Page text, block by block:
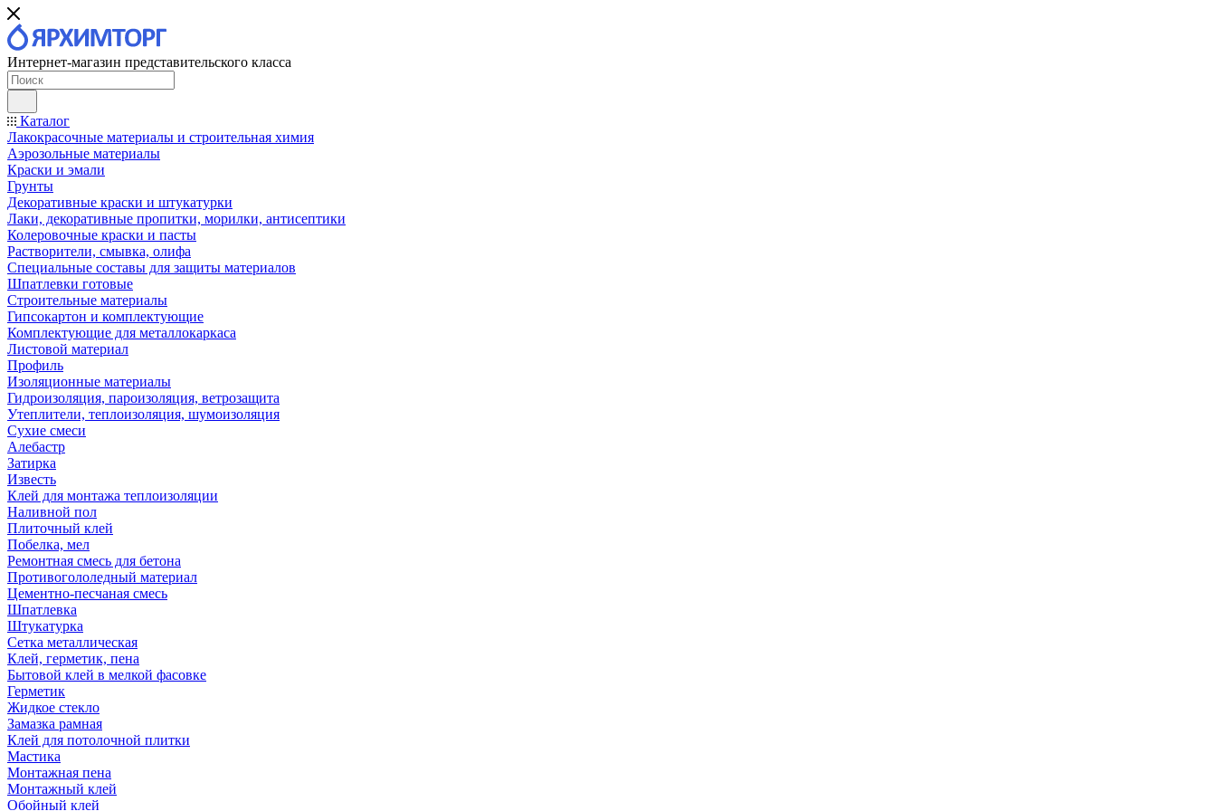
Интернет-магазин представительского класса
Каталог
Лакокрасочные материалы и строительная химия
Аэрозольные материалы
Краски и эмали
Грунты
Декоративные краски и штукатурки
Лаки, декоративные пропитки, морилки, антисептики
Колеровочные краски и пасты
Растворители, смывка, олифа
Специальные составы для защиты материалов
Шпатлевки готовые
Строительные материалы
Гипсокартон и комплектующие
Комплектующие для металлокаркаса
Листовой материал
Профиль
Изоляционные материалы
Гидроизоляция, пароизоляция, ветрозащита
Утеплители, теплоизоляция, шумоизоляция
Сухие смеси
Алебастр
Затирка
Известь
Клей для монтажа теплоизоляции
Наливной пол
Плиточный клей
Побелка, мел
Ремонтная смесь для бетона
Противогололедный материал
Цементно-песчаная смесь
Шпатлевка
Штукатурка
Сетка металлическая
Клей, герметик, пена
Бытовой клей в мелкой фасовке
Герметик
Жидкое стекло
Замазка рамная
Клей для потолочной плитки
Мастика
Монтажная пена
Монтажный клей
Обойный клей